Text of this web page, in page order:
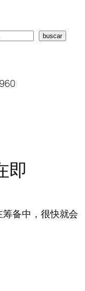
buscar
即
备中，很快就会